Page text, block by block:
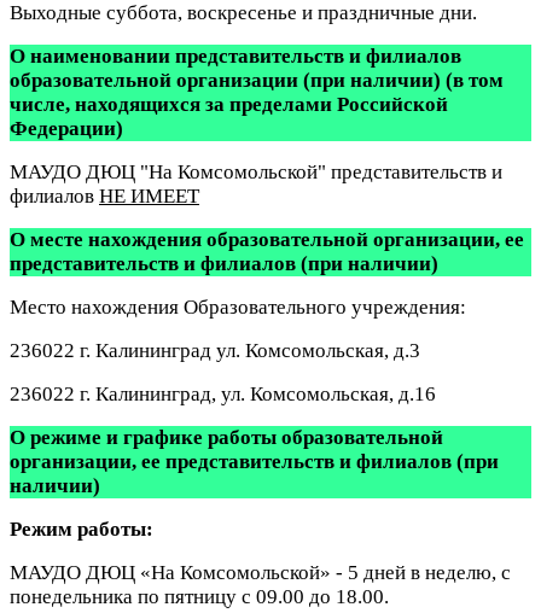
Выходные суббота, воскресенье и праздничные дни.
О наименовании представительств и филиалов
образовательной организации (при наличии) (в том
числе, находящихся за пределами Российской
Федерации)
МАУДО ДЮЦ "На Комсомольской" представительств и
филиалов НЕ ИМЕЕТ
О месте нахождения образовательной организации, ее
представительств и филиалов (при наличии)
Место нахождения Образовательного учреждения:
236022 г. Калининград ул. Комсомольская, д.3
236022 г. Калининград, ул. Комсомольская, д.16
О режиме и графике работы образовательной
организации, ее представительств и филиалов (при
наличии)
Режим работы:
МАУДО ДЮЦ «На Комсомольской» - 5 дней в неделю, с
понедельника по пятницу с 09.00 до 18.00.